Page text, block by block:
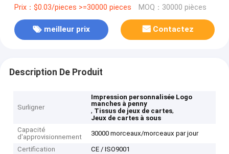
cartes
Prix：$0.03/pieces >=30000 pieces MOQ：30000 pièces
meilleur prix Contactez
Description De Produit
Surligner
Impression personnalisée Logo
manches à penny
, Tissus de jeux de cartes,
Jeux de cartes à sous
Capacité
d'approvisionnement
30000 morceaux/morceaux par jour
Certification
CE / ISO9001